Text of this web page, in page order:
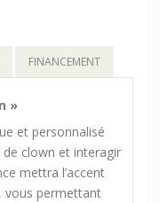
FINANCEMENT
»
et personnalisé
clown et interagir
mettra l’accent
vous permettant